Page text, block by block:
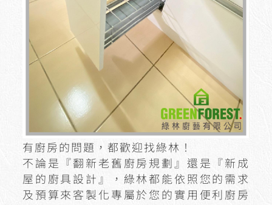
有廚房的問題，都歡迎找綠林！
不論是『翻新老舊廚房規劃』還是『新成
屋的廚具設計』，綠林都能依照您的需求
及預算來客製化專屬於您的實用便利廚房